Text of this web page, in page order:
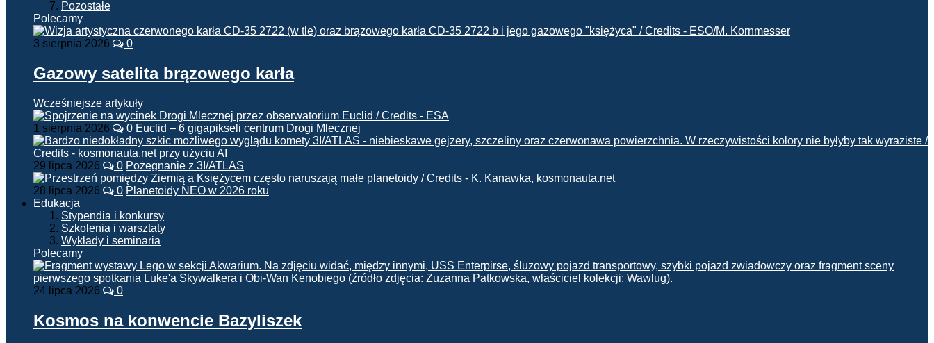
Pozostałe
Polecamy
3 sierpnia 2026 0
Gazowy satelita brązowego karła
Wcześniejsze artykuły
1 sierpnia 2026 0 Euclid – 6 gigapikseli centrum Drogi Mlecznej
29 lipca 2026 0 Pożegnanie z 3I/ATLAS
28 lipca 2026 0 Planetoidy NEO w 2026 roku
Edukacja
Stypendia i konkursy
Szkolenia i warsztaty
Wykłady i seminaria
Polecamy
24 lipca 2026 0
Kosmos na konwencie Bazyliszek